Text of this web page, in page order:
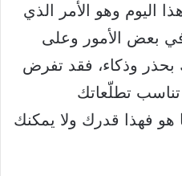
اليوم وهو الأمر الذي
بعض الأمور وعلى
بحذر وذكاء، فقد تفرض
تطلّعاتك
هو فهذا قدرك ولا يمكنك